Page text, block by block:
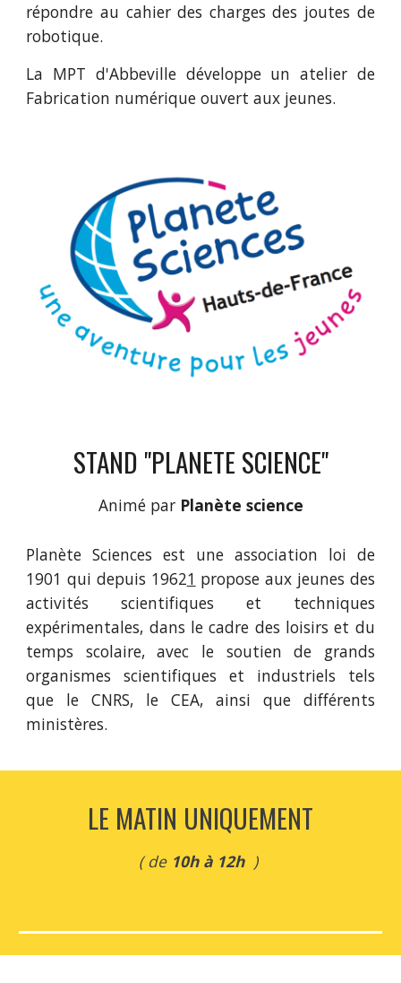
répondre au cahier des charges des joutes de
robotique.
La MPT d'Abbeville développe un atelier de
Fabrication numérique ouvert aux jeunes.
STAND "PLANETE SCIENCE"
Animé par Planète science
Planète Sciences est une association loi de
1901 qui depuis 19621 propose aux jeunes des
activités scientifiques et techniques
expérimentales, dans le cadre des loisirs et du
temps scolaire, avec le soutien de grands
organismes scientifiques et industriels tels
que le CNRS, le CEA, ainsi que différents
ministères.
LE MATIN UNIQUEMENT
( de 10h à 12h )